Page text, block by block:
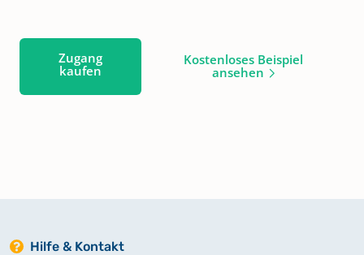
Zugang
kaufen
Kostenloses Beispiel
ansehen
Hilfe & Kontakt